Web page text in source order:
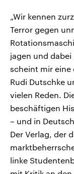
„Wir kennen
Terror gegen
jagen und
scheint mir eine
Rudi Dutschke
vielen Reden.
beschäftigen
– und in
Der Verlag, der
linke